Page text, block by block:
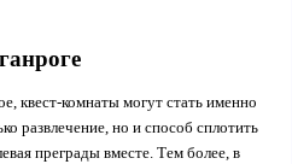
квест-комнаты могут стать именно
развлечение, но и способ сплотить
преграды вместе. Тем более, в